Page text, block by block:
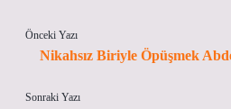
Önceki Yazı
Nikahsız Biriyle Öpüşmek
Sonraki Yazı